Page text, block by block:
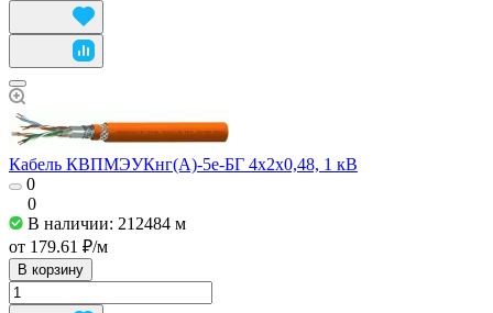
Кабель КВПМЭУКнг(А)-5е-БГ 4x2x0,48, 1 кВ
0
0
В наличии: 212484 м
от 179.61 ₽/м
В корзину